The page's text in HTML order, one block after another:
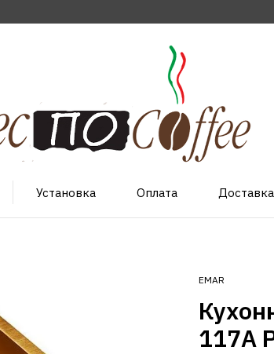
Установка Оплата Доставка
EMAR
117A